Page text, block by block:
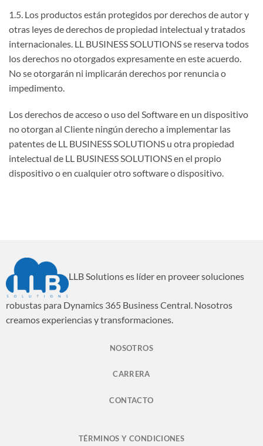
1.5. Los productos están protegidos por derechos de autor y
otras leyes de derechos de propiedad intelectual y tratados
internacionales. LL BUSINESS SOLUTIONS se reserva todos
los derechos no otorgados expresamente en este acuerdo.
No se otorgarán ni implicarán derechos por renuncia o
impedimento.
Los derechos de acceso o uso del Software en un dispositivo
no otorgan al Cliente ningún derecho a implementar las
patentes de LL BUSINESS SOLUTIONS u otra propiedad
intelectual de LL BUSINESS SOLUTIONS en el propio
dispositivo o en cualquier otro software o dispositivo.
LLB Solutions es líder en proveer soluciones
robustas para Dynamics 365 Business Central. Nosotros
creamos experiencias y transformaciones.
NOSOTROS
CARRERA
CONTACTO
TÉRMINOS Y CONDICIONES